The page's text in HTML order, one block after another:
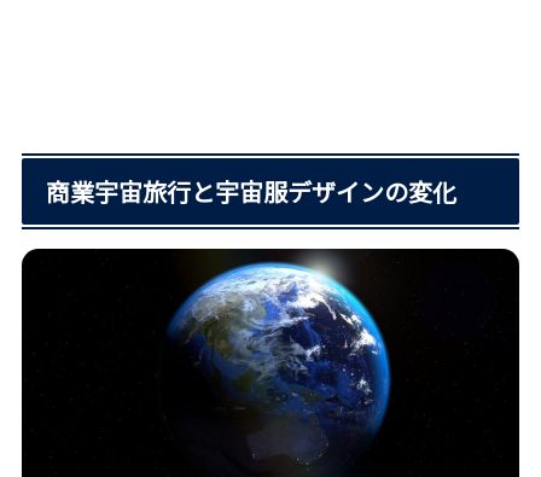
商業宇宙旅行と宇宙服デザインの変化